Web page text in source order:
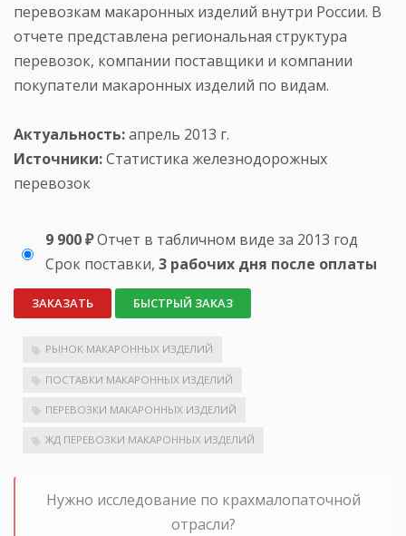
перевозкам макаронных изделий внутри России. В
отчете представлена региональная структура
перевозок, компании поставщики и компании
покупатели макаронных изделий по видам.
Актуальность:апрель 2013 г.
Источники:Статистика железнодорожных
перевозок
9 900 ₽Отчет в табличном виде за 2013 год
Срок поставки, 3 рабочих дня после оплаты
ЗАКАЗАТЬ БЫСТРЫЙ ЗАКАЗ
РЫНОК МАКАРОННЫХ ИЗДЕЛИЙ
ПОСТАВКИ МАКАРОННЫХ ИЗДЕЛИЙ
ПЕРЕВОЗКИ МАКАРОННЫХ ИЗДЕЛИЙ
ЖД ПЕРЕВОЗКИ МАКАРОННЫХ ИЗДЕЛИЙ
Нужно исследование по крахмалопаточной
отрасли?